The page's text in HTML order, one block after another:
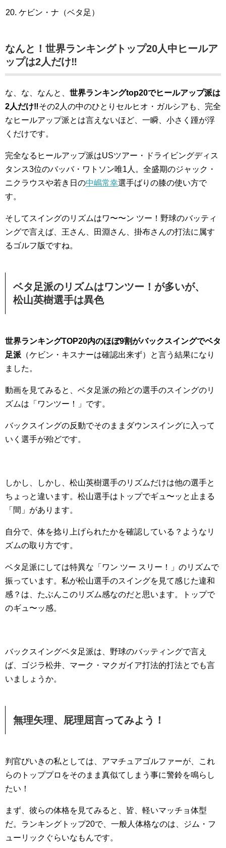
ケビン・ナ（ベタ足）
なんと！世界ランキングトップ20人中ヒールア
ップは2人だけ‼︎
な、な、なんと、 世界ランキングtop20でヒールアップ派は
2人だけ‼︎その2人の中のひとりセルヒオ・ガルシアも、完全
なヒールアップ派とは言えないほど、一瞬、小さく踵が浮
くだけです。
完全なるヒールアップ派はUSツアー・ドライビングディス
タンス3位のバッバ・ワトソン唯1人。全盛期のジャック・
ニクラウスや若き日の中嶋常幸選手ばりの膝の使い方で
す。
そしてスイングのリズムはワ〜〜ン ツー！野球のバッティ
ングで言えば、王さん、田淵さん、掛布さんの打法に属す
るゴルフ版ですね。
ベタ足派のリズムはワンツー！が多いが、
松山英樹選手は異色
世界ランキングTOP20内のほぼ9割がバックスイングでベタ
足派 （ケビン・キスナーは確認出来ず）と言う結果になり
ました。
動画を見てみると、ベタ足派の殆どの選手のスイングのリ
ズムは「ワンツー！」です。
バックスイングの反動でそのままダウンスイングに入って
いく選手が殆どです。
しかし、しかし、松山英樹選手のリズムだけは他の選手と
ちょっと違います。松山選手はトップでギュ〜ッと止まる
「間」があります。
自分で、体を捻り上げられたかを確認している？ようなリ
ズムの取り方です。
ベタ足派にしては特異な「ワン ツー スリー！」のリズムで
振っています。私が松山選手のスイングを見て感じた違和
感？は、たぶんこのリズム感なのだと思います。トップで
のギュ〜ッ感。
バックスイングベタ足派は、野球のバッティングで言え
ば、ゴジラ松井、マーク・マクガイア打法的打法とでも言
いましょうか。
無理矢理、屁理屈言ってみよう！
判官びいきの私としては、アマチュアゴルファーが、これ
らのトッププロをそのまま真似てしまう事に警鈴を鳴らし
たい！
まず、彼らの体格を見てみると、皆、軽いマッチョ体型
だ。ランキングトップ20で、一般人体格なのは、ジム・フ
ューリックぐらいなもんです。